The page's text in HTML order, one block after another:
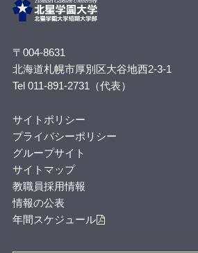
〒004-8631
北海道札幌市厚別区大谷地西2-3-1
Tel 011-891-2731（代表）
サイトポリシー
プライバシーポリシー
グループサイト
サイトマップ
教職員採用情報
情報の公表
年間スケジュール